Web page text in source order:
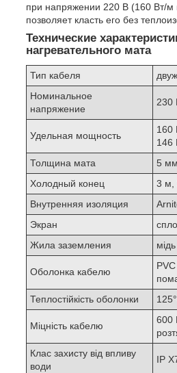
при напряжении 220 В (160 Вт/м
позволяет класть его без
Технические
нагревательного мата
Тип кабеля
Номинальное
напряжение
230
Удельная мощность
160
146
Толщина мата
5 мм
Холодный конец
3 м,
Внутренняя изоляция
Экран
Жила заземления
Оболонка кабелю
Теплостійкість оболонки
Міцність кабелю
600
Клас захисту від впливу
води
IP